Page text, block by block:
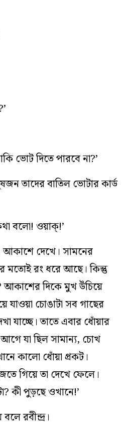
ভোট দিতে পারবে না?’
তাদের বাতিল ভোটার কার্ড
বলো! ওয়াক্‌!’
আকাশে দেখে। সামনের
মতোই রং ধরে আছে। কিন্তু
আকাশের দিকে মুখ উঁচিয়ে
যাওয়া চোঙাটা সব গাছের
যাচ্ছে। তাতে এবার ধোঁয়ার
যা ছিল সামান্য, চোখ
কালো ধোঁয়া প্রকট।
গিয়ে তা দেখে ফেলে।
কী পুড়ছে ওখানে!’
রবীন্দ্র।